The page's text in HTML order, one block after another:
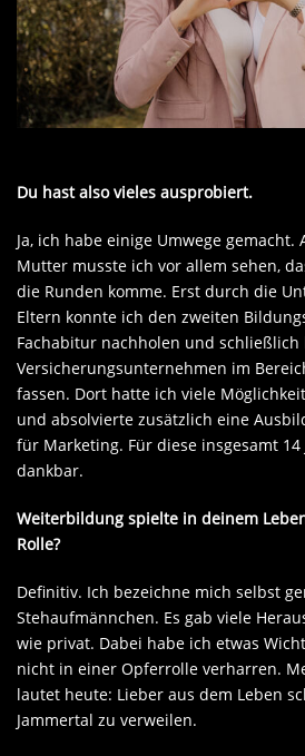
Du hast also vieles ausprobiert.
Ja, ich habe einige Umwege
Mutter musste ich vor allem sehen,
die Runden komme. Erst durch die
Eltern konnte ich den zweiten
Fachabitur nachholen und schließlich
Versicherungsunternehmen im
fassen. Dort hatte ich viele
und absolvierte zusätzlich eine
für Marketing. Für diese insgesamt
dankbar.
Weiterbildung spielte in deinem
Rolle?
Definitiv. Ich bezeichne mich selbst
Stehaufmännchen. Es gab viele
wie privat. Dabei habe ich etwas
nicht in einer Opferrolle verharren.
lautet heute: Lieber aus dem Leben
Jammertal zu verweilen.